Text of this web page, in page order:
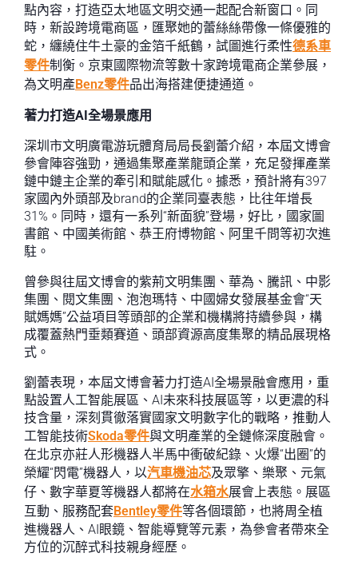
點內容，打造亞太地區文明交通一起配合新窗口。同
時，新設跨境電商區，匯聚她的蕾絲絲帶像一條優雅的
蛇，纏繞住牛土豪的金箔千紙鶴，試圖進行柔性德系車
零件制衡。京東國際物流等數十家跨境電商企業參展，
為文明產Benz零件品出海搭建便捷通道。
著力打造AI全場景應用
深圳市文明廣電游玩體育局局長劉蕾介紹，本屆文博會
參會陣容強勁，通過集聚產業龍頭企業，充足發揮產業
鏈中鏈主企業的牽引和賦能感化。據悉，預計將有397
家國內外頭部及brand的企業同臺表態，比往年增長
31%。同時，還有一系列“新面貌”登場，好比，國家圖
書館、中國美術館、恭王府博物館、阿里千問等初次進
駐。
曾參與往屆文博會的紫荊文明集團、華為、騰訊、中影
集團、閱文集團、泡泡瑪特、中國婦女發展基金會“天
賦媽媽”公益項目等頭部的企業和機構將持續參與，構
成覆蓋熱門垂類賽道、頭部資源高度集聚的精品展現格
式。
劉蕾表現，本屆文博會著力打造AI全場景融會應用，重
點設置人工智能展區、AI未來科技展區等，以更濃的科
技含量，深刻貫徹落實國家文明數字化的戰略，推動人
工智能技術Skoda零件與文明產業的全鏈條深度融會。
在北京亦莊人形機器人半馬中衝破紀錄、火爆“出圈”的
榮耀“閃電”機器人，以汽車機油芯及眾擎、樂聚、元氣
仔、數字華夏等機器人都將在水箱水展會上表態。展區
互動、服務配套Bentley零件等各個環節，也將周全植
進機器人、AI眼鏡、智能導覽等元素，為參會者帶來全
方位的沉醉式科技親身經歷。